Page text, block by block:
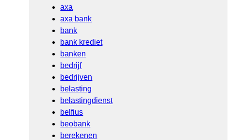
axa
axa bank
bank
bank krediet
banken
bedrijf
bedrijven
belasting
belastingdienst
belfius
beobank
berekenen